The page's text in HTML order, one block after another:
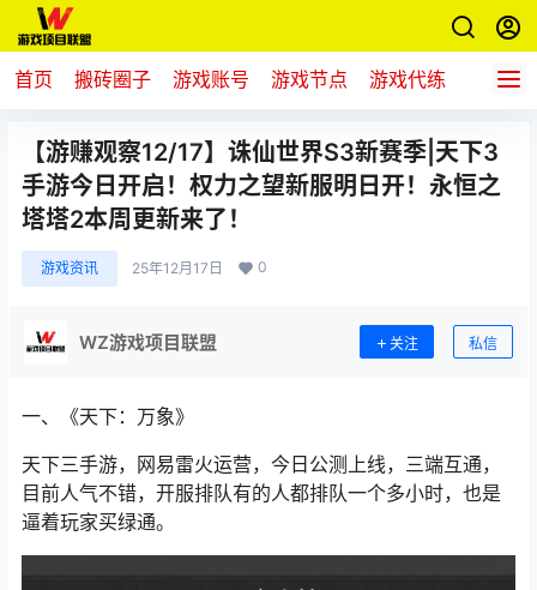
首页 搬砖圈子 游戏账号 游戏节点 游戏代练 新游推
【游赚观察12/17】诛仙世界S3新赛季|天下3
手游今日开启！权力之望新服明日开！永恒之
塔塔2本周更新来了！
游戏资讯 25年12月17日 0
WZ游戏项目联盟 关注 私信
一、《天下：万象》
天下三手游，网易雷火运营，今日公测上线，三端互通，
目前人气不错，开服排队有的人都排队一个多小时，也是
逼着玩家买绿通。